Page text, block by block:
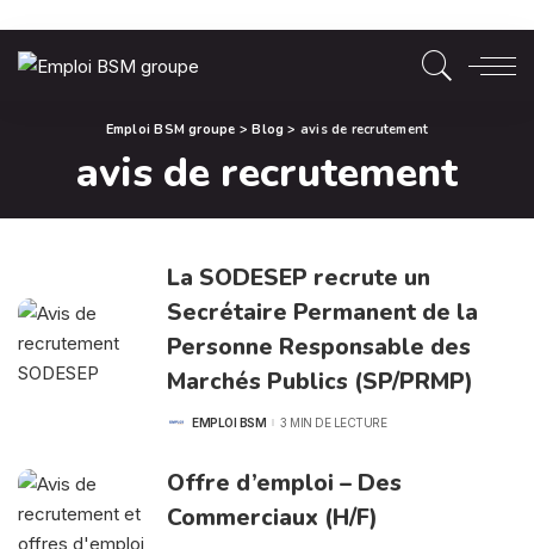
Emploi BSM groupe >Blog > avis de recrutement
avis de recrutement
La SODESEP recrute un
Secrétaire Permanent de la
Personne Responsable des
Marchés Publics (SP/PRMP)
POSTEDEMPLOI BSM 3 MIN DE LECTURE
Offre d’emploi – Des
Commerciaux (H/F)